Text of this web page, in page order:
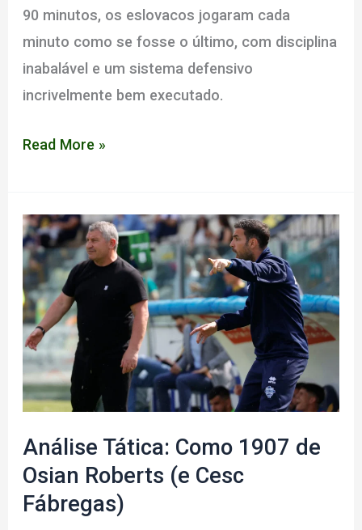
90 minutos, os eslovacos jogaram cada
minuto como se fosse o último, com disciplina
inabalável e um sistema defensivo
incrivelmente bem executado.
Controle
histórica
vitória
da
Eslováquia
contra
a
Bélgica
Read More »
Análise Tática: Como 1907 de
Osian Roberts (e Cesc
Fábregas)